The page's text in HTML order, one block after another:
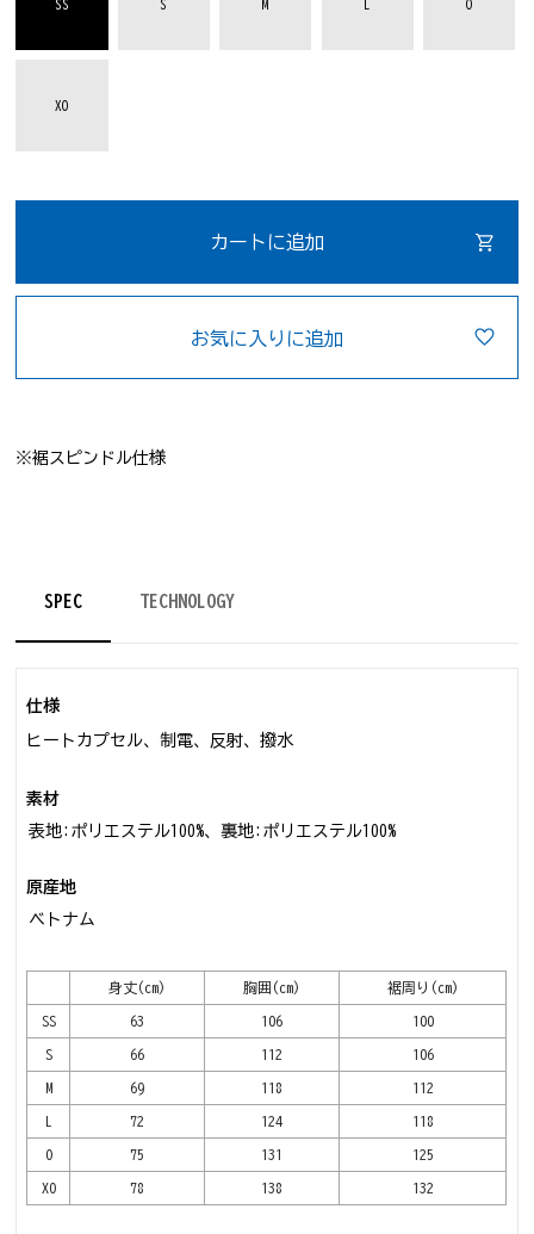
SS S M O
XO
カートに追加
お気に入りに追加
※裾スピンドル仕様
SPEC TECHNOLOGY
仕様
ヒートカプセル、制電、反射、撥水
素材
表地:ポリエステル100%、裏地:ポリエステル100%
原産地
ベトナム
身丈(cm) 胸囲(cm) 裾周り(cm)
SS 63 106 100
S 66 112 106
M 69 118 112
72 124 118
O 75 131 125
XO 78 138 132